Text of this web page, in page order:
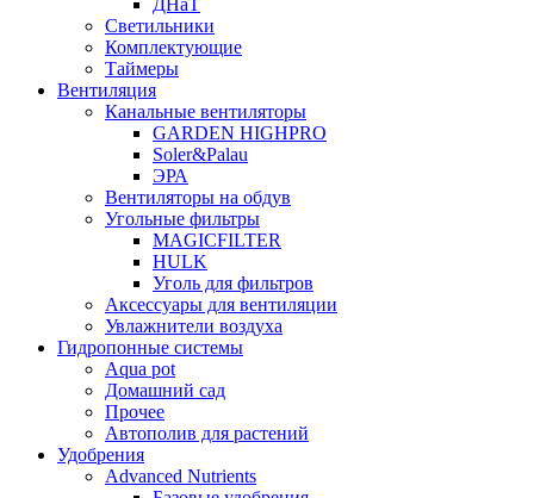
Светильники
Комплектующие
Таймеры
Вентиляция
Канальные вентиляторы
GARDEN HIGHPRO
Soler&Palau
ЭРА
Вентиляторы на обдув
Угольные фильтры
MAGICFILTER
HULK
Уголь для фильтров
Аксессуары для вентиляции
Увлажнители воздуха
Гидропонные системы
Aqua pot
Домашний сад
Прочее
Автополив для растений
Удобрения
Advanced Nutrients